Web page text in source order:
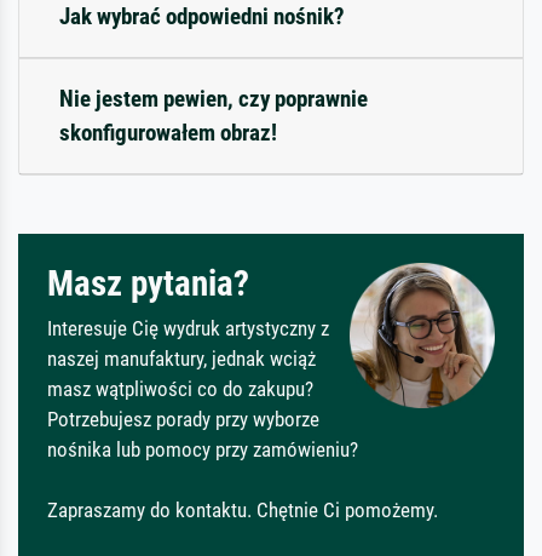
Jak wybrać odpowiedni nośnik?
Nie jestem pewien, czy poprawnie
skonfigurowałem obraz!
Masz pytania?
Interesuje Cię wydruk artystyczny z
naszej manufaktury, jednak wciąż
masz wątpliwości co do zakupu?
Potrzebujesz porady przy wyborze
nośnika lub pomocy przy zamówieniu?
Zapraszamy do kontaktu. Chętnie Ci pomożemy.